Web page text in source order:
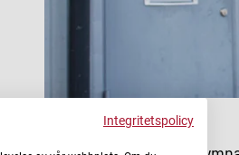
Integritetspolicy